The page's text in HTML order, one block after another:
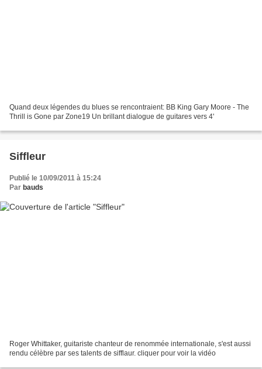
Quand deux légendes du blues se rencontraient: BB King Gary Moore - The
Thrill is Gone par Zone19 Un brillant dialogue de guitares vers 4'
Siffleur
Publié le 10/09/2011 à 15:24
Par bauds
Roger Whittaker, guitariste chanteur de renommée internationale, s'est aussi
rendu célèbre par ses talents de sifflaur. cliquer pour voir la vidéo